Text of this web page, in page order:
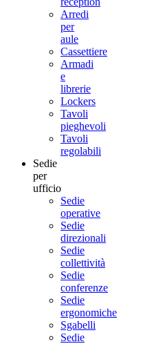
Arredi
per
aule
Cassettiere
Armadi
e
librerie
Lockers
Tavoli
pieghevoli
Tavoli
regolabili
Sedie
per
ufficio
Sedie
operative
Sedie
direzionali
Sedie
collettività
Sedie
conferenze
Sedie
ergonomiche
Sgabelli
Sedie